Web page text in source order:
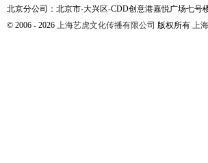
北京分公司：北京市-大兴区-CDD创意港嘉悦广场七号
© 2006 - 2026 上海艺虎文化传播有限公司 版权所有 上